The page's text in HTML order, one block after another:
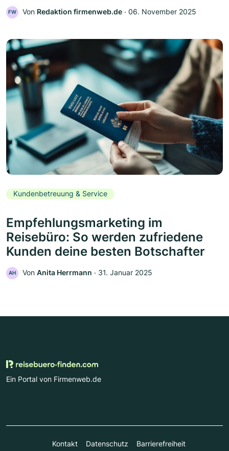
FW Von Redaktion firmenweb.de ‧ 06. November 2025
Kundenbetreuung & Service
Empfehlungsmarketing im
Reisebüro: So werden zufriedene
Kunden deine besten Botschafter
AH Von Anita Herrmann ‧ 31. Januar 2025
Ein Portal von Firmenweb.de
Kontakt Datenschutz Barrierefreiheit